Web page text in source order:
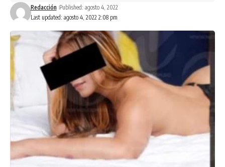
Last updated: agosto 4, 2022 2:08 pm
Redacción Published: agosto 4, 2022